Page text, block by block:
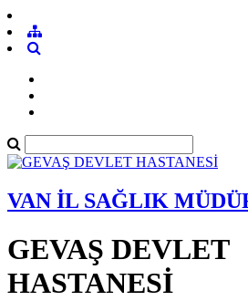
VAN İL SAĞLIK
GEVAŞ DEVLET
HASTANESİ